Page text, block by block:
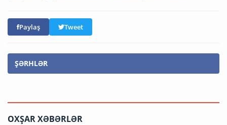
Paylaş Tweet
ŞƏRHLƏR
OXŞAR XƏBƏRLƏR